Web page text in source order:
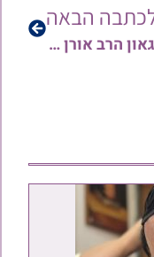
הבאה
צפו: הגאון הרב אורן צדוק מסביר מהו הטעם לסדר קריאת התורה בחוה"מ לפי ימים | וכיצד הדין אם אירע טעות ועוד